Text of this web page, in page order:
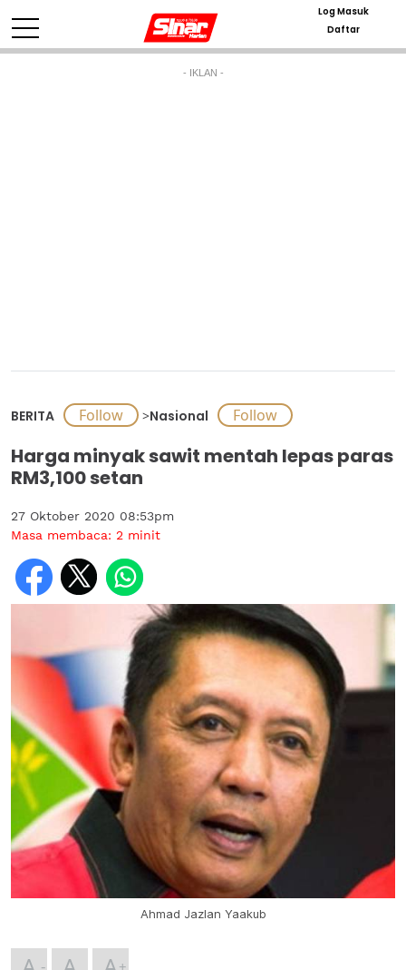
Log Masuk
Daftar
- IKLAN -
BERITA >Nasional
Harga minyak sawit mentah lepas paras
RM3,100 setan
27 Oktober 2020 08:53pm
Masa membaca: 2 minit
Ahmad Jazlan Yaakub